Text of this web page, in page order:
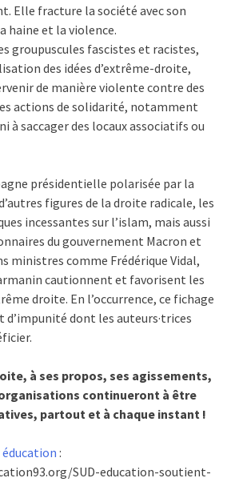
Elle fracture la société avec son
haine et la violence.
groupuscules fascistes et racistes,
des idées d’extrême-droite,
de manière violente contre des
actions de solidarité, notamment
à saccager des locaux associatifs ou
présidentielle polarisée par la
figures de la droite radicale, les
incessantes sur l’islam, mais aussi
du gouvernement Macron et
ministres comme Frédérique Vidal,
cautionnent et favorisent les
droite. En l’occurrence, ce fichage
dont les auteurs·trices
à ses propos, ses agissements,
continueront à être
partout et à chaque instant !
éducation :
SUD-education-soutient-